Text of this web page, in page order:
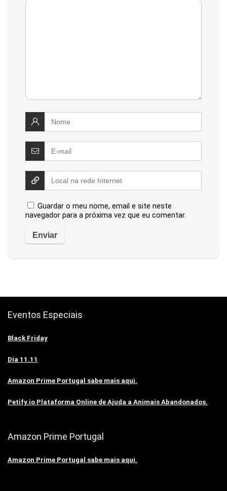
Guardar o meu nome, email e site neste
navegador para a próxima vez que eu comentar.
Eventos Especiais
Black Friday
Dia 11.11
Amazon Prime Portugal sabe mais aqui.
Petify.io Plataforma Online de Ajuda a Animais Abandonados.
Amazon Prime Portugal
Amazon Prime Portugal sabe mais aqui.